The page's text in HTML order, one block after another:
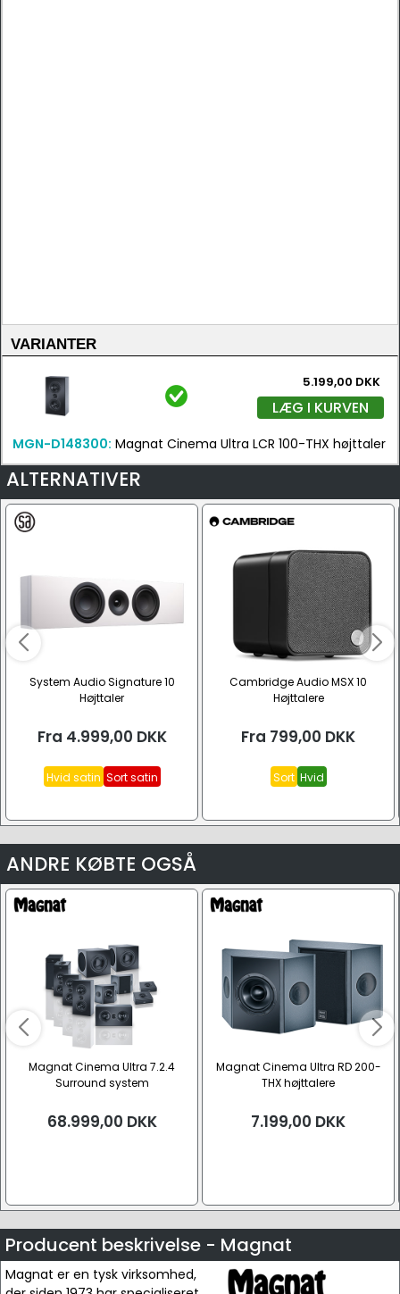
VARIANTER
5.199,00 DKK
LÆG I KURVEN
MGN-D148300: Magnat Cinema Ultra LCR 100-THX højttaler
ALTERNATIVER
System Audio Signature 10
Højttaler
Fra 4.999,00 DKK
Hvid satin Sort satin
Cambridge Audio MSX 10
Højttalere
Fra 799,00 DKK
Sort Hvid
ANDRE KØBTE OGSÅ
Magnat Cinema Ultra 7.2.4
Surround system
68.999,00 DKK
Magnat Cinema Ultra RD 200-
THX højttalere
7.199,00 DKK
Producent beskrivelse - Magnat
Magnat er en tysk virksomhed,